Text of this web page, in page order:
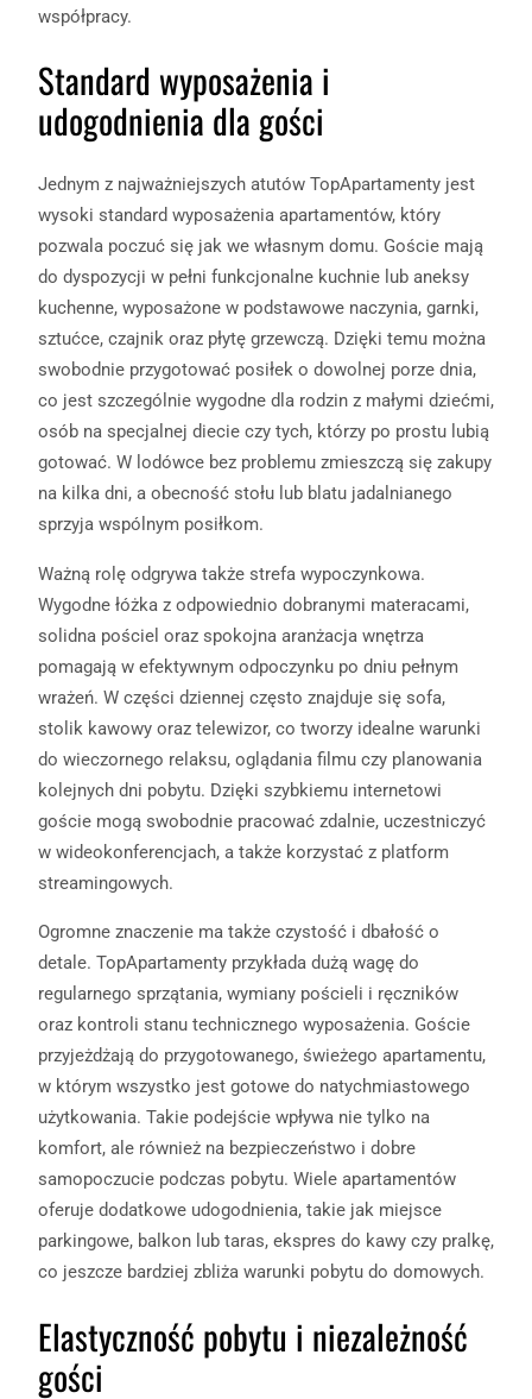
współpracy.
Standard wyposażenia i
udogodnienia dla gości
Jednym z najważniejszych atutów TopApartamenty jest
wysoki standard wyposażenia apartamentów, który
pozwala poczuć się jak we własnym domu. Goście mają
do dyspozycji w pełni funkcjonalne kuchnie lub aneksy
kuchenne, wyposażone w podstawowe naczynia, garnki,
sztućce, czajnik oraz płytę grzewczą. Dzięki temu można
swobodnie przygotować posiłek o dowolnej porze dnia,
co jest szczególnie wygodne dla rodzin z małymi dziećmi,
osób na specjalnej diecie czy tych, którzy po prostu lubią
gotować. W lodówce bez problemu zmieszczą się zakupy
na kilka dni, a obecność stołu lub blatu jadalnianego
sprzyja wspólnym posiłkom.
Ważną rolę odgrywa także strefa wypoczynkowa.
Wygodne łóżka z odpowiednio dobranymi materacami,
solidna pościel oraz spokojna aranżacja wnętrza
pomagają w efektywnym odpoczynku po dniu pełnym
wrażeń. W części dziennej często znajduje się sofa,
stolik kawowy oraz telewizor, co tworzy idealne warunki
do wieczornego relaksu, oglądania filmu czy planowania
kolejnych dni pobytu. Dzięki szybkiemu internetowi
goście mogą swobodnie pracować zdalnie, uczestniczyć
w wideokonferencjach, a także korzystać z platform
streamingowych.
Ogromne znaczenie ma także czystość i dbałość o
detale. TopApartamenty przykłada dużą wagę do
regularnego sprzątania, wymiany pościeli i ręczników
oraz kontroli stanu technicznego wyposażenia. Goście
przyjeżdżają do przygotowanego, świeżego apartamentu,
w którym wszystko jest gotowe do natychmiastowego
użytkowania. Takie podejście wpływa nie tylko na
komfort, ale również na bezpieczeństwo i dobre
samopoczucie podczas pobytu. Wiele apartamentów
oferuje dodatkowe udogodnienia, takie jak miejsce
parkingowe, balkon lub taras, ekspres do kawy czy pralkę,
co jeszcze bardziej zbliża warunki pobytu do domowych.
Elastyczność pobytu i niezależność
gości